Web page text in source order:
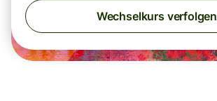
Wechselkurs verfolgen